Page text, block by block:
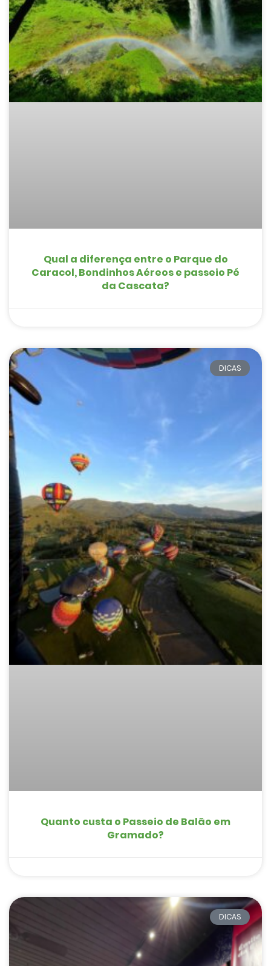
Qual a diferença entre o Parque do
Caracol, Bondinhos Aéreos e passeio Pé
da Cascata?
DICAS
Quanto custa o Passeio de Balão em
Gramado?
DICAS